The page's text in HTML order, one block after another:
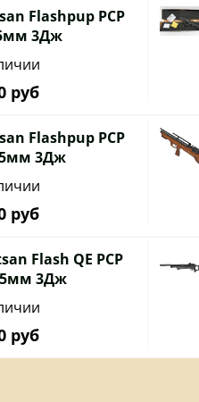
Flashpup PCP
3Дж
руб
Flashpup PCP
3Дж
руб
Flash QE PCP
3Дж
руб